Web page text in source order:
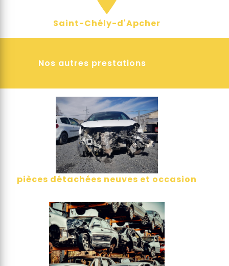
Saint-Chély-d'Apcher
Nos autres prestations
pièces détachées neuves et occasion